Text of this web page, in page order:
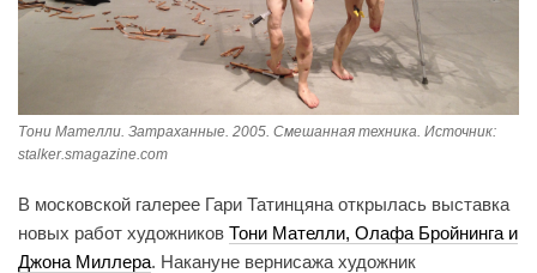
Тони Мателли. Затраханные. 2005. Смешанная техника. Источник:
stalker.smagazine.com
В московской галерее Гари Татинцяна открылась выставка
новых работ художников Тони Мателли, Олафа Бройнинга и
Джона Миллера. Накануне вернисажа художник